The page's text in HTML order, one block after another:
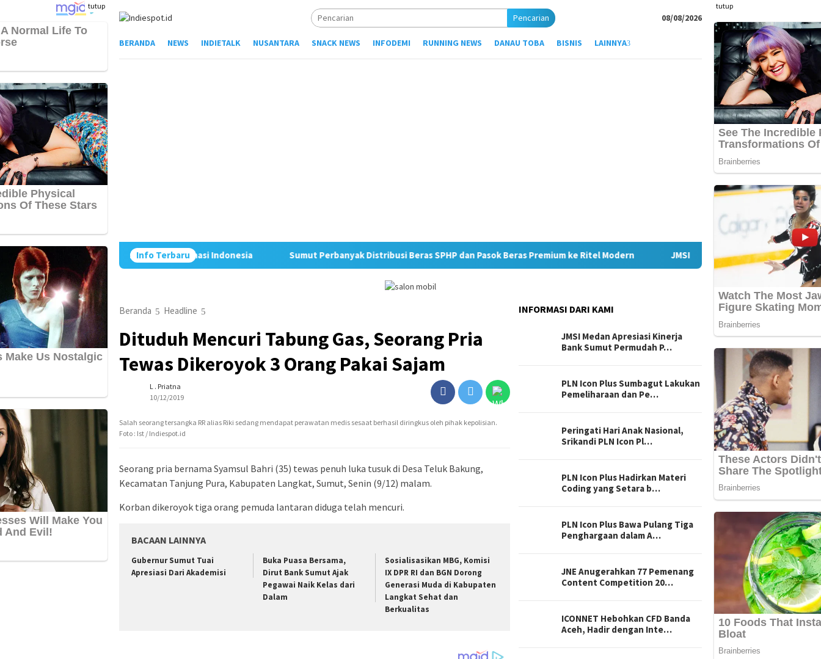
konten
tutup tutup
Pencarian 08/08/2026
BERANDA NEWS INDIETALK NUSANTARA SNACK NEWS INFODEMI RUNNING NEWS DANAU TOBA BISNIS LAINNYA
Info Terbaru
Jadi Pilar Kemandirian Farmasi Indonesia Sumut Perbanyak Distribusi Beras SPHP dan Pasok Beras Premium ke Ritel Modern JMSI Medan Apresiasi Kinerja Bank Sumut
Beranda Headline
Dituduh Mencuri Tabung Gas, Seorang Pria
Tewas Dikeroyok 3 Orang Pakai Sajam
L . Priatna
10/12/2019
Salah seorang tersangka RR alias Riki sedang mendapat perawatan medis sesaat berhasil diringkus oleh pihak kepolisian.
Foto : Ist / Indiespot.id
Seorang pria bernama Syamsul Bahri (35) tewas penuh luka tusuk di Desa Teluk Bakung,
Kecamatan Tanjung Pura, Kabupaten Langkat, Sumut, Senin (9/12) malam.
Korban dikeroyok tiga orang pemuda lantaran diduga telah mencuri.
BACAAN LAINNYA
Gubernur Sumut Tuai
Apresiasi Dari Akademisi
Buka Puasa Bersama,
Dirut Bank Sumut Ajak
Pegawai Naik Kelas dari
Dalam
Sosialisasikan MBG, Komisi
IX DPR RI dan BGN Dorong
Generasi Muda di Kabupaten
Langkat Sehat dan
Berkualitas
INFORMASI DARI KAMI
JMSI Medan Apresiasi Kinerja
Bank Sumut Permudah P…
PLN Icon Plus Sumbagut Lakukan
Pemeliharaan dan Pe…
Peringati Hari Anak Nasional,
Srikandi PLN Icon Pl…
PLN Icon Plus Hadirkan Materi
Coding yang Setara b…
PLN Icon Plus Bawa Pulang Tiga
Penghargaan dalam A…
JNE Anugerahkan 77 Pemenang
Content Competition 20…
ICONNET Hebohkan CFD Banda
Aceh, Hadir dengan Inte…